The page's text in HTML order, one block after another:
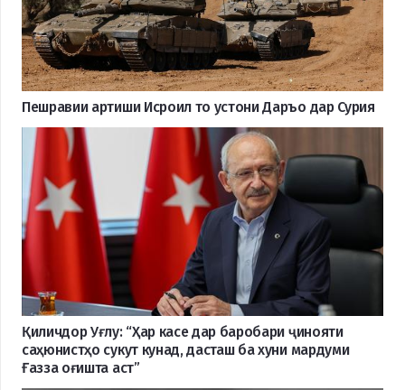
Пешравии артиши Исроил то устони Даръо дар Сурия
Қиличдор Уғлу: “Ҳар касе дар баробари ҷинояти
саҳюнистҳо сукут кунад, дасташ ба хуни мардуми
Ғазза оғишта аст”